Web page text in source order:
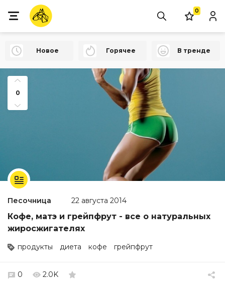
0
Новое Горячее В тренде
0
Песочница 22 августа 2014
Кофе, матэ и грейпфрут - все о натуральных
жиросжигателях
продукты диета кофе грейпфрут
0 2.0K